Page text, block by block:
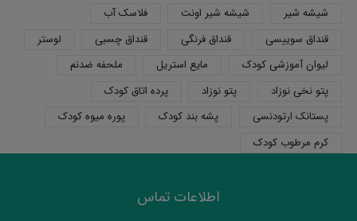
شیشه شیر
شیشه شیر اونت
فلاسک آب
قنداق سوییسی
قنداق فرنگی قنداق چسبی
لوستر
لیوان آموزشی کودک
مایع استریل
ملحفه ضدنم
پتو نخی نوزاد
پتو نوزاد
پرده اتاق کودک
پستانک ارتودنسی
پشه بند کودک
پوره میوه کودک
کرم مرطوب کودک
اطلاعات تماس